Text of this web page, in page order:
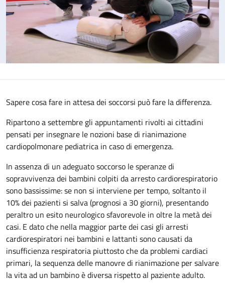
Sapere cosa fare in attesa dei soccorsi può fare la differenza.
Ripartono a settembre gli appuntamenti rivolti ai cittadini
pensati per insegnare le nozioni base di rianimazione
cardiopolmonare pediatrica in caso di emergenza.
In assenza di un adeguato soccorso le speranze di
sopravvivenza dei bambini colpiti da arresto cardiorespiratorio
sono bassissime: se non si interviene per tempo, soltanto il
10% dei pazienti si salva (prognosi a 30 giorni), presentando
peraltro un esito neurologico sfavorevole in oltre la metà dei
casi. E dato che nella maggior parte dei casi gli arresti
cardiorespiratori nei bambini e lattanti sono causati da
insufficienza respiratoria piuttosto che da problemi cardiaci
primari, la sequenza delle manovre di rianimazione per salvare
la vita ad un bambino è diversa rispetto al paziente adulto.